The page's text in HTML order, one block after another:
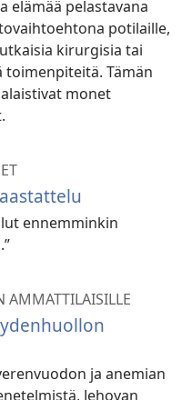
elämää pelastavana
potilaille,
kirurgisia tai
Tämän
monet
ennemminkin
AMMATTILAISILLE
ja anemian
Jehovan